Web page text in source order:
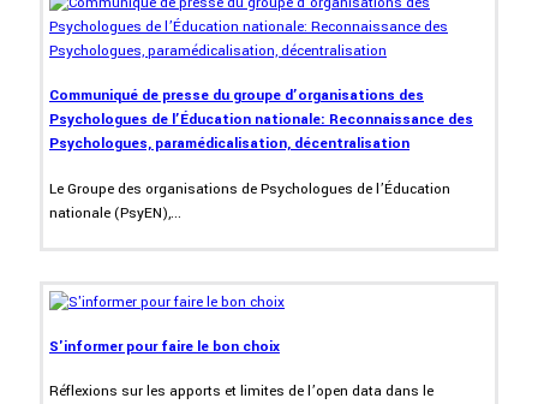
Communiqué de presse du groupe d’organisations des
Psychologues de l’Éducation nationale: Reconnaissance des
Psychologues, paramédicalisation, décentralisation
Le Groupe des organisations de Psychologues de l’Éducation
nationale (PsyEN),...
S'informer pour faire le bon choix
Réflexions sur les apports et limites de l’open data dans le